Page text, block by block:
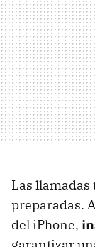
Las
preparadas.
del iPhone,